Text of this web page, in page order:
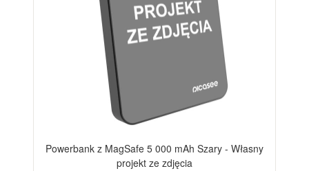
Powerbank z MagSafe 5 000 mAh Szary - Własny
projekt ze zdjęcia